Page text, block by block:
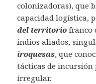
colonizadoras), que
capacidad logística,
del territorio franco
indios aliados,
iroquesas, que
tácticas de
irregular.